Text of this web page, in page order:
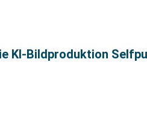
KI-Bildproduktion